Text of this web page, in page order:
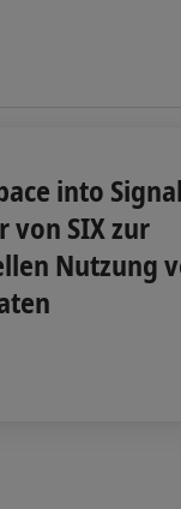
into
von SIX zur
Nutzung